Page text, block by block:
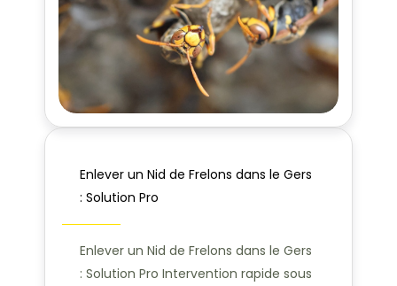
Enlever un Nid de Frelons dans le Gers
: Solution Pro
Enlever un Nid de Frelons dans le Gers
: Solution Pro Intervention rapide sous